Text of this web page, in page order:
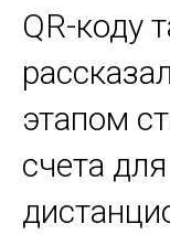
QR-коду
этапом
счета